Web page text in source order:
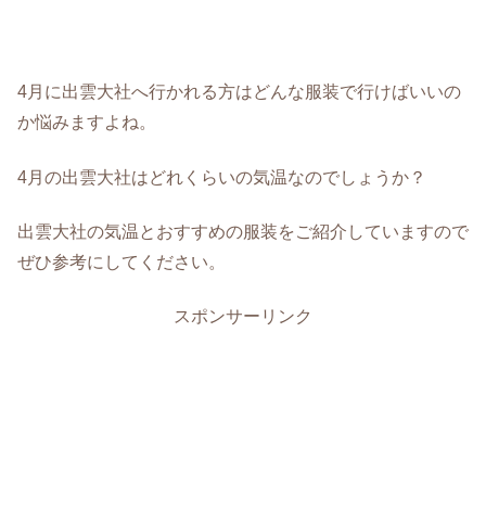
4月に出雲大社へ行かれる方はどんな服装で行けばいいの
か悩みますよね。
4月の出雲大社はどれくらいの気温なのでしょうか？
出雲大社の気温とおすすめの服装をご紹介していますので
ぜひ参考にしてください。
スポンサーリンク